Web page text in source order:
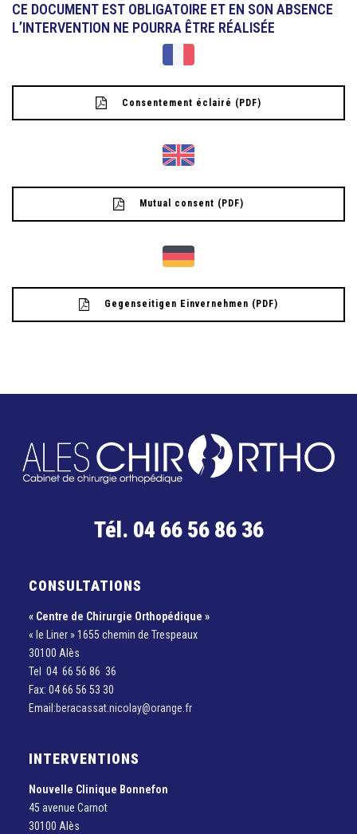
CE DOCUMENT EST OBLIGATOIRE ET EN SON ABSENCE
L’INTERVENTION NE POURRA ÊTRE RÉALISÉE
Consentement éclairé (PDF)
Mutual consent (PDF)
Gegenseitigen Einvernehmen (PDF)
Tél. 04 66 56 86 36
CONSULTATIONS
« Centre de Chirurgie Orthopédique »
« le Liner » 1655 chemin de Trespeaux
30100 Alès
Tel 04 66 56 86 36
Fax: 04 66 56 53 30
Email:beracassat.nicolay@orange.fr
INTERVENTIONS
Nouvelle Clinique Bonnefon
45 avenue Carnot
30100 Alès